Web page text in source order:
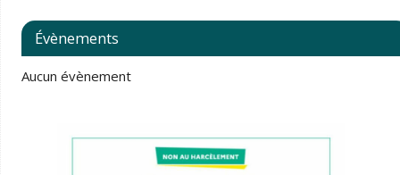
Évènements
Aucun évènement